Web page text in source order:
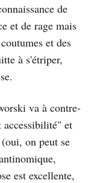
de
et de rage mais
et des
à s'étriper,
va à contre-
accessibilité" et
on peut se
est excellente,